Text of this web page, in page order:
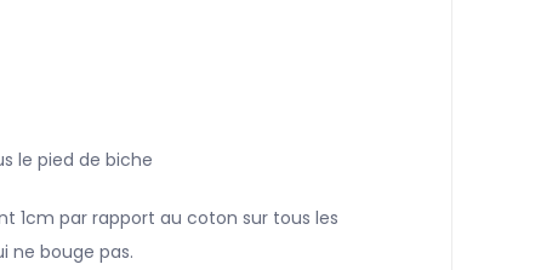
le pied de biche
1cm par rapport au coton sur tous les
ne bouge pas.